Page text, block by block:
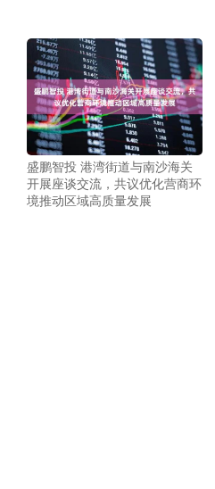
盛鹏智投 港湾街道与南沙海关
开展座谈交流，共议优化营商环
境推动区域高质量发展